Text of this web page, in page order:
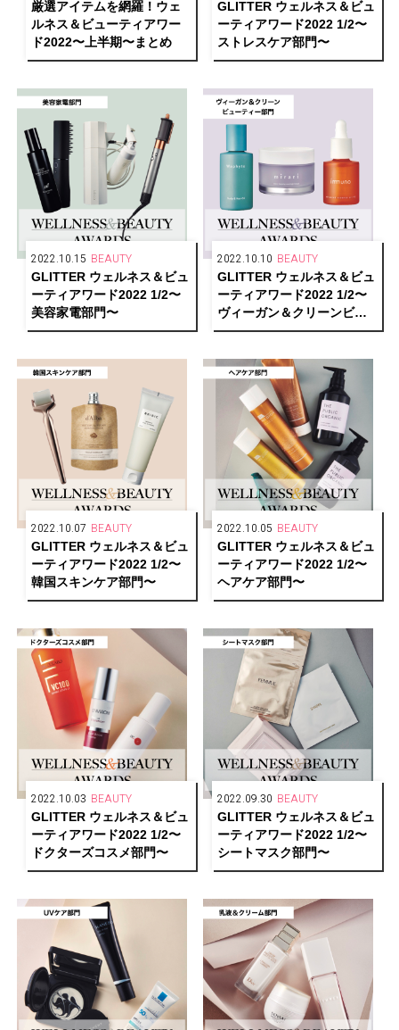
厳選アイテムを網羅！ウェ
ルネス＆ビューティアワー
ド2022〜上半期〜まとめ
GLITTER ウェルネス＆ビュ
ーティアワード2022 1/2〜
ストレスケア部門〜
2022.10.15 BEAUTY
GLITTER ウェルネス＆ビュ
ーティアワード2022 1/2〜
美容家電部門〜
2022.10.10 BEAUTY
GLITTER ウェルネス＆ビュ
ーティアワード2022 1/2〜
ヴィーガン＆クリーンビュ
ーティー部門〜
2022.10.07 BEAUTY
GLITTER ウェルネス＆ビュ
ーティアワード2022 1/2〜
韓国スキンケア部門〜
2022.10.05 BEAUTY
GLITTER ウェルネス＆ビュ
ーティアワード2022 1/2〜
ヘアケア部門〜
2022.10.03 BEAUTY
GLITTER ウェルネス＆ビュ
ーティアワード2022 1/2〜
ドクターズコスメ部門〜
2022.09.30 BEAUTY
GLITTER ウェルネス＆ビュ
ーティアワード2022 1/2〜
シートマスク部門〜